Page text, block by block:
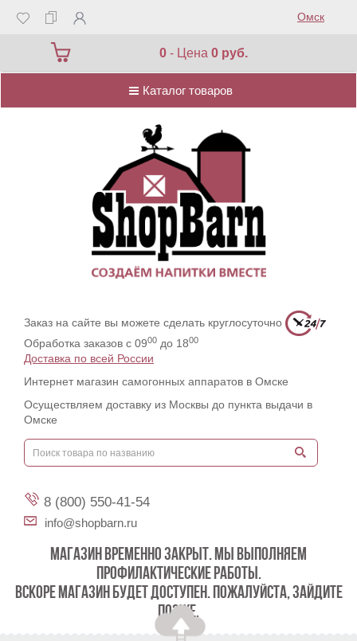
Омск
0 - Цена0 руб.
Каталог товаров
Каталог товаров
Заказ на сайте вы можете сделать круглосуточно
Обработка заказов с 0900 до 1800
Доставка по всей России
Интернет магазин самогонных аппаратов в Омске
Осуществляем доставку из Москвы до пункта выдачи в
Омске
8 (800) 550-41-54
info@shopbarn.ru
МАГАЗИН ВРЕМЕННО ЗАКРЫТ. МЫ ВЫПОЛНЯЕМ
ПРОФИЛАКТИЧЕСКИЕ РАБОТЫ.
ВСКОРЕ МАГАЗИН БУДЕТ ДОСТУПЕН. ПОЖАЛУЙСТА, ЗАЙДИТЕ
ПОЗЖЕ.